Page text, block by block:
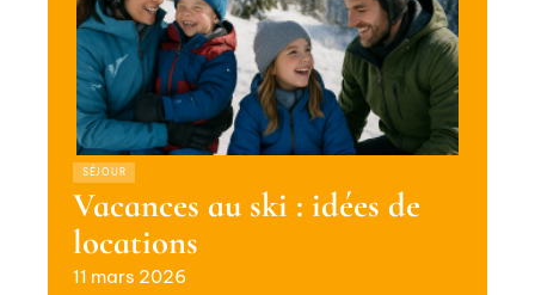
SÉJOUR
Vacances au ski : idées de
locations
11 mars 2026